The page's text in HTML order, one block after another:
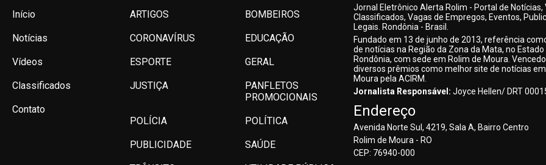
Início
Notícias
Vídeos
Classificados
Contato
ARTIGOS BOMBEIROS
CORONAVÍRUS EDUCAÇÃO
ESPORTE GERAL
JUSTIÇA
PANFLETOS
PROMOCIONAIS
POLÍCIA POLÍTICA
PUBLICIDADE SAÚDE
Jornal Eletrônico Alerta Rolim - Portal de Notícias,
Classificados, Vagas de Empregos, Eventos,
Legais. Rondônia - Brasil.
Fundado em 13 de junho de 2013, referência
de notícias na Região da Zona da Mata, no Estado
Rondônia, com sede em Rolim de Moura.
diversos prêmios como melhor site de notícias
Moura pela ACIRM.
Jornalista Responsável: Joyce Hellen/ DRT
Endereço
Avenida Norte Sul, 4219, Sala A, Bairro Centro
Rolim de Moura - RO
CEP: 76940-000